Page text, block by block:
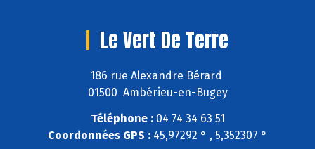
Le Vert De Terre
186 rue Alexandre Bérard
01500 Ambérieu-en-Bugey
Téléphone :04 74 34 63 51
Coordonnées GPS : 45,97292 ° , 5,352307 °